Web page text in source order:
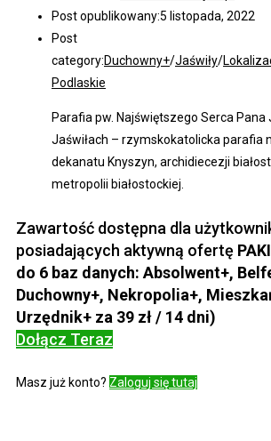
Post opublikowany:5 listopada, 2022
Post
category:Duchowny+/Jaświły/
Podlaskie
Parafia pw. Najświętszego Serca Pana
Jaświłach – rzymskokatolicka parafia
dekanatu Knyszyn, archidiecezji
metropolii białostockiej.
Zawartość dostępna dla
posiadających aktywną ofertę
do 6 baz danych: Absolwent+,
Duchowny+, Nekropolia+,
Urzędnik+ za 39 zł / 14 dni)
Dołącz Teraz
Masz już konto? Zaloguj się tutaj